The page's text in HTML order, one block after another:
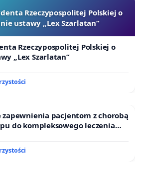
Rzeczypospolitej Polskiej o
ustawy „Lex Szarlatan”
Rzeczypospolitej Polskiej o
„Lex Szarlatan”
pacjentom z chorobą
do kompleksowego leczenia